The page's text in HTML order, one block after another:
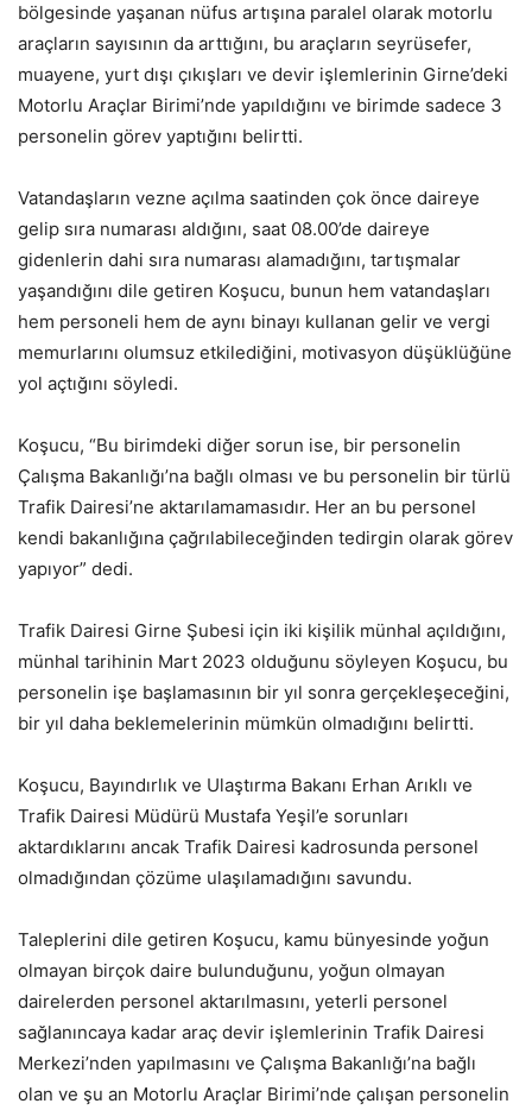
bölgesinde yaşanan nüfus artışına paralel olarak motorlu
araçların sayısının da arttığını, bu araçların seyrüsefer,
muayene, yurt dışı çıkışları ve devir işlemlerinin Girne’deki
Motorlu Araçlar Birimi’nde yapıldığını ve birimde sadece 3
personelin görev yaptığını belirtti.
Vatandaşların vezne açılma saatinden çok önce daireye
gelip sıra numarası aldığını, saat 08.00’de daireye
gidenlerin dahi sıra numarası alamadığını, tartışmalar
yaşandığını dile getiren Koşucu, bunun hem vatandaşları
hem personeli hem de aynı binayı kullanan gelir ve vergi
memurlarını olumsuz etkilediğini, motivasyon düşüklüğüne
yol açtığını söyledi.
Koşucu, “Bu birimdeki diğer sorun ise, bir personelin
Çalışma Bakanlığı’na bağlı olması ve bu personelin bir türlü
Trafik Dairesi’ne aktarılamamasıdır. Her an bu personel
kendi bakanlığına çağrılabileceğinden tedirgin olarak görev
yapıyor” dedi.
Trafik Dairesi Girne Şubesi için iki kişilik münhal açıldığını,
münhal tarihinin Mart 2023 olduğunu söyleyen Koşucu, bu
personelin işe başlamasının bir yıl sonra gerçekleşeceğini,
bir yıl daha beklemelerinin mümkün olmadığını belirtti.
Koşucu, Bayındırlık ve Ulaştırma Bakanı Erhan Arıklı ve
Trafik Dairesi Müdürü Mustafa Yeşil’e sorunları
aktardıklarını ancak Trafik Dairesi kadrosunda personel
olmadığından çözüme ulaşılamadığını savundu.
Taleplerini dile getiren Koşucu, kamu bünyesinde yoğun
olmayan birçok daire bulunduğunu, yoğun olmayan
dairelerden personel aktarılmasını, yeterli personel
sağlanıncaya kadar araç devir işlemlerinin Trafik Dairesi
Merkezi’nden yapılmasını ve Çalışma Bakanlığı’na bağlı
olan ve şu an Motorlu Araçlar Birimi’nde çalışan personelin